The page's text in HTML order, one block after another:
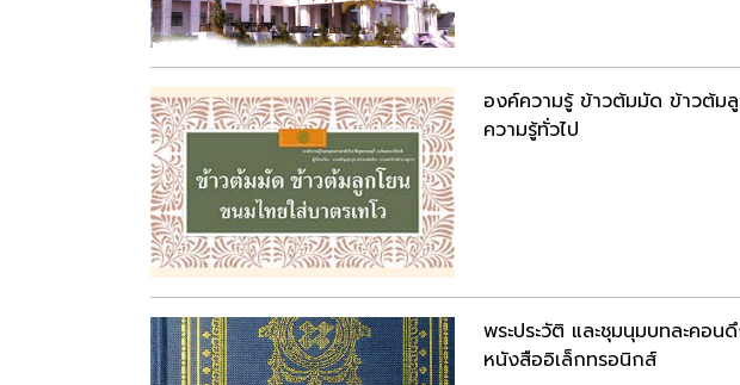
องค์ความรู้ ข้าวต้มมัด ข้าวต้มลู
ความรู้ทั่วไป
พระประวัติ และชุมนุมบทละคอน
หนังสืออิเล็กทรอนิกส์